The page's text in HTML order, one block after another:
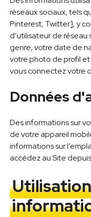
réseaux sociaux, tels
Pinterest, Twitter], y
d’utilisateur de
genre, votre date de
votre photo de profil
vous connectez votre
Données
Des informations sur
de votre appareil
informations sur
accédez au Site